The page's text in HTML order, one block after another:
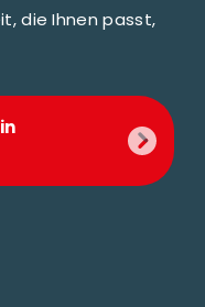
die Ihnen passt,